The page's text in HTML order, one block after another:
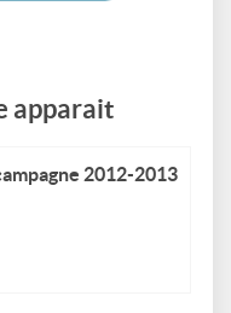
apparait
2012-2013